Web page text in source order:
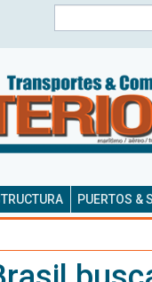
PUERTOS &